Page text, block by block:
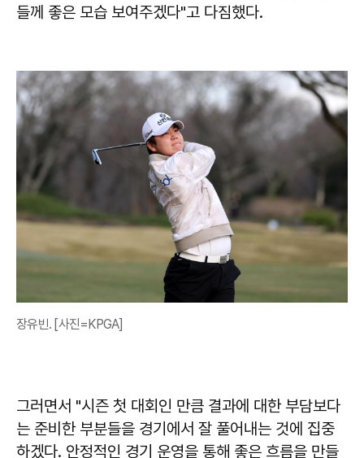
들께 좋은 모습 보여주겠다"고 다짐했다.
장유빈. [사진=KPGA]
그러면서 "시즌 첫 대회인 만큼 결과에 대한 부담보다
는 준비한 부분들을 경기에서 잘 풀어내는 것에 집중
하겠다. 안정적인 경기 운영을 통해 좋은 흐름을 만들